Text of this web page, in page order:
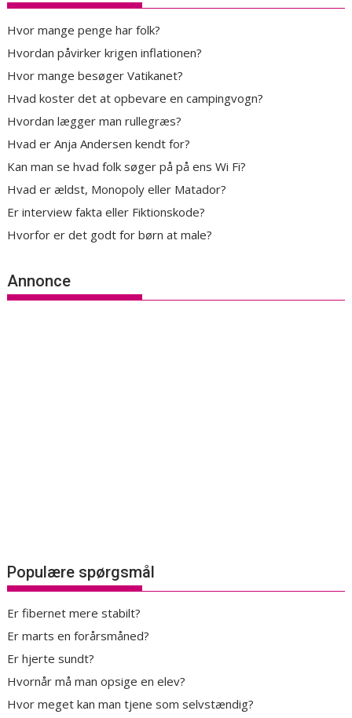
Hvor mange penge har folk?
Hvordan påvirker krigen inflationen?
Hvor mange besøger Vatikanet?
Hvad koster det at opbevare en campingvogn?
Hvordan lægger man rullegræs?
Hvad er Anja Andersen kendt for?
Kan man se hvad folk søger på på ens Wi Fi?
Hvad er ældst, Monopoly eller Matador?
Er interview fakta eller Fiktionskode?
Hvorfor er det godt for børn at male?
Annonce
Populære spørgsmål
Er fibernet mere stabilt?
Er marts en forårsmåned?
Er hjerte sundt?
Hvornår må man opsige en elev?
Hvor meget kan man tjene som selvstændig?